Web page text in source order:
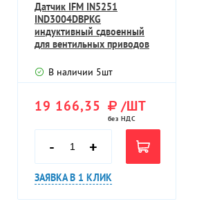
Датчик IFM IN5251
IND3004DBPKG
индуктивный сдвоенный
для вентильных приводов
В наличии 5шт
19 166,35 /ШТ
без НДС
- +
ЗАЯВКА В 1 КЛИК